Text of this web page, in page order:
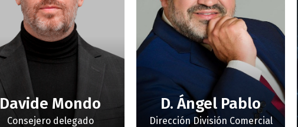
Davide Mondo
Consejero delegado
D. Ángel Pablo
Dirección División Comercial